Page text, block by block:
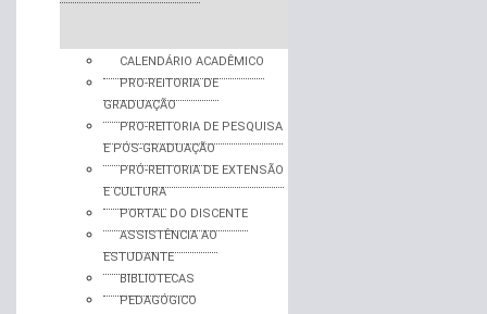
CALENDÁRIO ACADÊMICO
PRO-REITORIA DE
GRADUAÇÃO
PRO-REITORIA DE PESQUISA
E PÓS-GRADUAÇÃO
PRÓ-REITORIA DE EXTENSÃO
E CULTURA
PORTAL DO DISCENTE
ASSISTÊNCIA AO
ESTUDANTE
BIBLIOTECAS
PEDAGÓGICO